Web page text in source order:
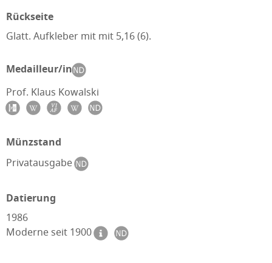
Rückseite
Glatt. Aufkleber mit mit 5,16 (6).
Medailleur/in
Prof. Klaus Kowalski
Münzstand
Privatausgabe
Datierung
1986
Moderne seit 1900